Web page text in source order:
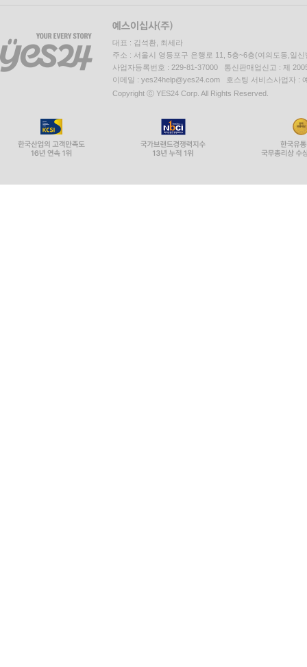
대표 : 김석환, 최세라
주소 : 서울시 영등포구 은행로 11, 5층~6층(여의도동,일신
사업자등록번호 : 229-81-37000 통신판매업신고 : 제
이메일 : yes24help@yes24.com 호스팅 서비스사업자 :
Copyright ⓒ YES24 Corp. All Rights Reserved.